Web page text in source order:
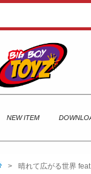
NEW ITEM
> 晴れて広がる世界